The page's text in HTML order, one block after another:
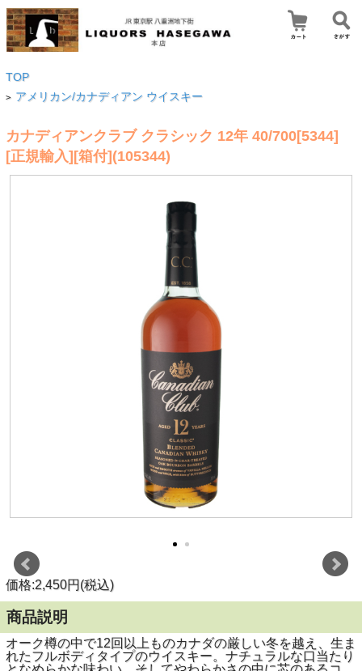
TOP
> アメリカン/カナディアン ウイスキー
カナディアンクラブ クラシック 12年 40/700[5344]
[正規輸入][箱付](105344)
価格:2,450円(税込)
商品説明
オーク樽の中で12回以上ものカナダの厳しい冬を越え、生ま
れたフルボディタイプのウイスキー。ナチュラルな口当たり